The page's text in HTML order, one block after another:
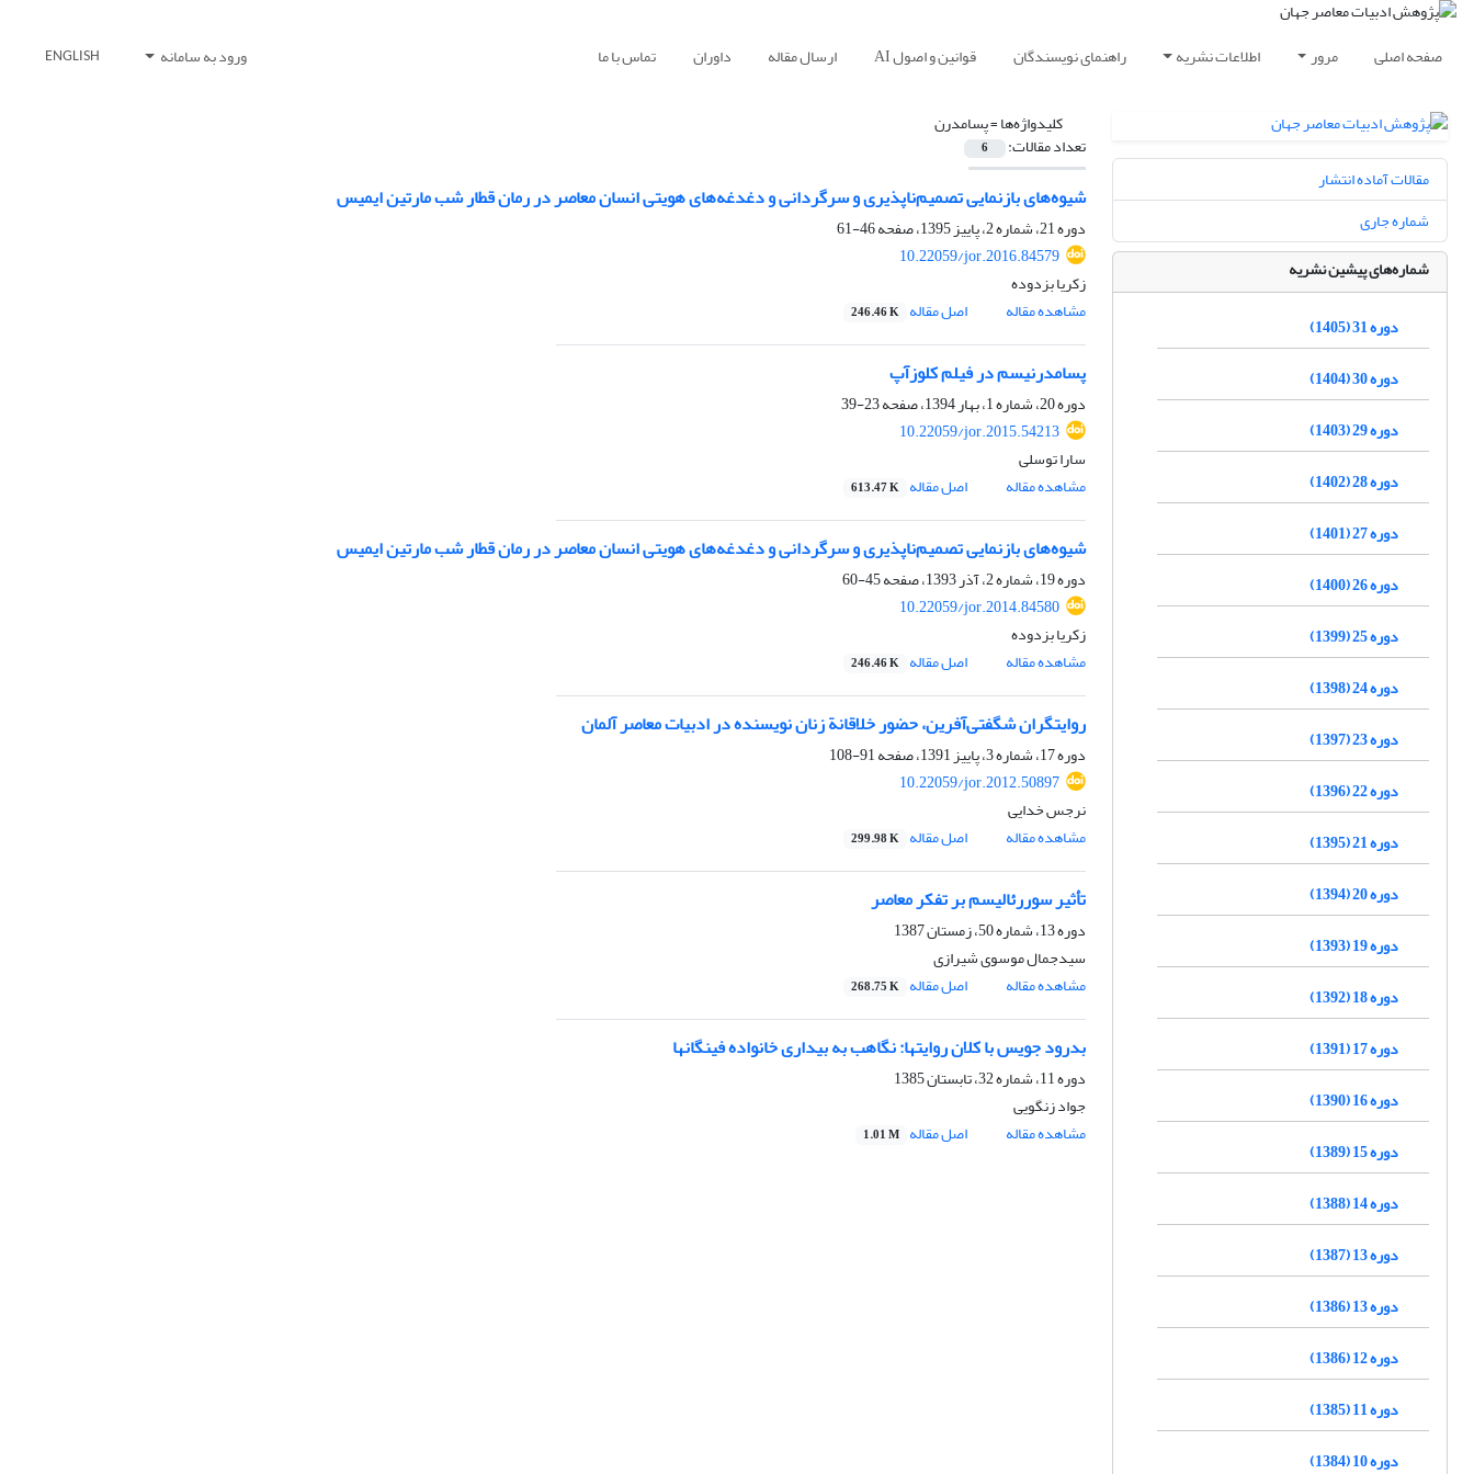
صفحه اصلی مرور اطلاعات نشریه راهنمای نویسندگان قوانین و اصول AI ارسال مقاله داوران تماس با ما ورود به سامانه ENGLISH
کلیدواژه‌ها =پسامدرن
تعداد مقالات: 6
شیوه‌های بازنمایی تصمیم‌ناپذیری و سرگردانی و دغدغه‌های هویتی انسان معاصر در رمان قطار شب مارتین ایمیس
دوره 21، شماره 2، پاییز 1395، صفحه
46-61
10.22059/jor.2016.84579
زکریا بزدوده
مشاهده مقاله
اصل مقاله 246.46 K
پسامدرنیسم در فیلم کلوزآپ
دوره 20، شماره 1، بهار 1394، صفحه
23-39
10.22059/jor.2015.54213
سارا توسلی
مشاهده مقاله
اصل مقاله 613.47 K
شیوه‌های بازنمایی تصمیم‌ناپذیری و سرگردانی و دغدغه‌های هویتی انسان معاصر در رمان قطار شب مارتین ایمیس
دوره 19، شماره 2، آذر 1393، صفحه
45-60
10.22059/jor.2014.84580
زکریا بزدوده
مشاهده مقاله
اصل مقاله 246.46 K
روایتگران شگفتی‌آفرین، حضور خلاقانة زنان نویسنده در ادبیات معاصر آلمان
دوره 17، شماره 3، پاییز 1391، صفحه
91-108
10.22059/jor.2012.50897
نرجس خدایی
مشاهده مقاله
اصل مقاله 299.98 K
تأثیر سوررئالیسم بر تفکر معاصر
دوره 13، شماره 50، زمستان 1387
سیدجمال موسوی شیرازی
مشاهده مقاله
اصل مقاله 268.75 K
بدرود جویس با کلان روایتها: نگاهب به بیداری خانواده فینگانها
دوره 11، شماره 32، تابستان 1385
جواد زنگویی
مشاهده مقاله
اصل مقاله 1.01 M
مقالات آماده انتشار
شماره جاری
شماره‌های پیشین نشریه
دوره 31 (1405)
دوره 30 (1404)
دوره 29 (1403)
دوره 28 (1402)
دوره 27 (1401)
دوره 26 (1400)
دوره 25 (1399)
دوره 24 (1398)
دوره 23 (1397)
دوره 22 (1396)
دوره 21 (1395)
دوره 20 (1394)
دوره 19 (1393)
دوره 18 (1392)
دوره 17 (1391)
دوره 16 (1390)
دوره 15 (1389)
دوره 14 (1388)
دوره 13 (1387)
دوره 13 (1386)
دوره 12 (1386)
دوره 11 (1385)
دوره 10 (1384)